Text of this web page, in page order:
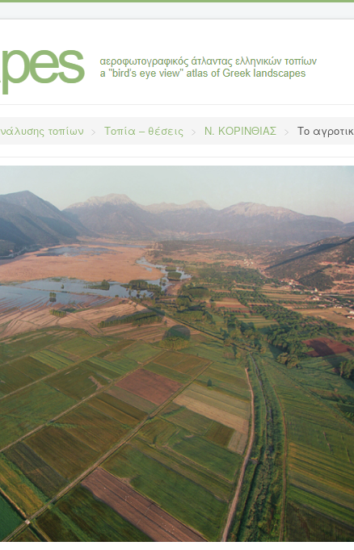
τοπίων > Τοπία – θέσεις > Ν. ΚΟΡΙΝΘΙΑΣ > Το